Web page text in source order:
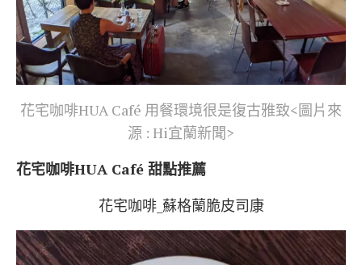
花宅咖啡HUA Café 用餐環境很是復古雅致<圖片來
源 : Hi宜蘭新聞>
花宅咖啡HUA Café 甜點推薦
花宅咖啡_蘇格蘭脆皮司康